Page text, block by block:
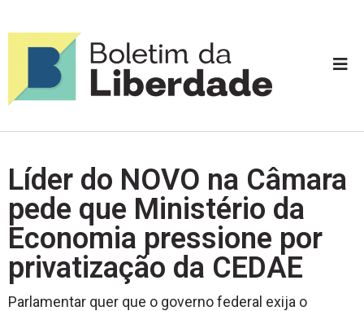
Líder do NOVO na Câmara
pede que Ministério da
Economia pressione por
privatização da CEDAE
Parlamentar quer que o governo federal exija o